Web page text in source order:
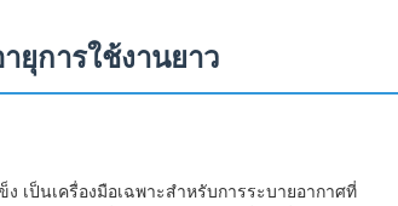
ยุการใช้งานยาว
เป็นเครื่องมือเฉพาะสําหรับการระบายอากาศที่